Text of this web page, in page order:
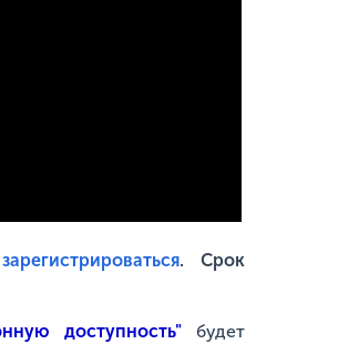
зарегистрироваться.
Срок
доступность" будет